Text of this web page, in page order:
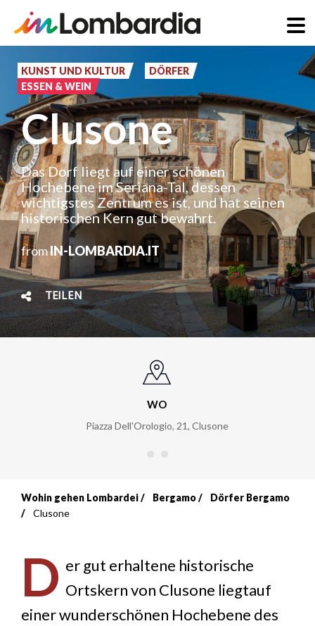
zum
Inhalt
KUNST UND KULTUR
DÖRFER
ESSEN & WEIN
Clusone
Das Dorf liegt auf einer schönen
Hochebene im Seriana-Tal, dessen
wichtigstes Zentrum es ist, und hat seinen
historischen Kern gut bewahrt.
fromIN-LOMBARDIA.IT
TEILEN
WO
Piazza Dell'Orologio, 21, Clusone
Breadcrumb
Wohin gehen Lombardei Bergamo
Dörfer Bergamo
Clusone
D er gut erhaltene historische
Ortskern von Clusone liegtauf
einer wunderschönen Hochebene des